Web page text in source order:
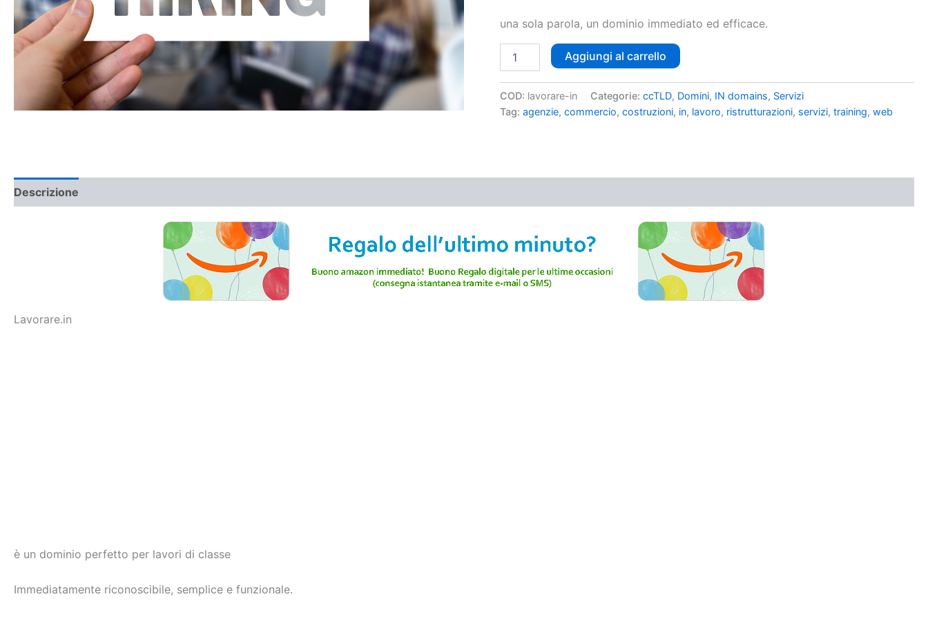
una sola parola, un dominio immediato ed efficace.
Aggiungi al carrello
COD: lavorare-in Categorie:ccTLD, Domini, IN domains, Servizi
Tag:agenzie,commercio,costruzioni, in, lavoro, ristrutturazioni, servizi,training,web
Descrizione
Lavorare.in
è un dominio perfetto per lavori di classe
Immediatamente riconoscibile, semplice e funzionale.